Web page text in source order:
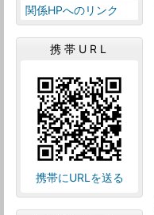
関係HPへのリンク
携帯URL
携帯にURLを送る